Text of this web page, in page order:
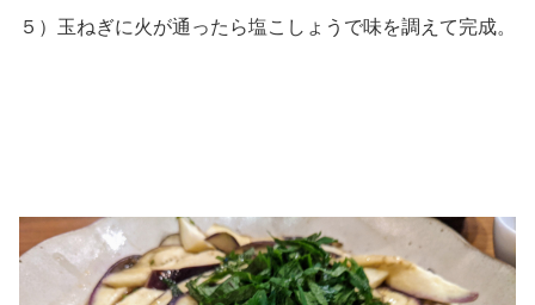
５）玉ねぎに火が通ったら塩こしょうで味を調えて完成。